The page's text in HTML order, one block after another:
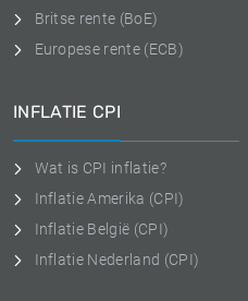
Britse rente (BoE)
Europese rente (ECB)
INFLATIE CPI
Wat is CPI inflatie?
Inflatie Amerika (CPI)
Inflatie België (CPI)
Inflatie Nederland (CPI)